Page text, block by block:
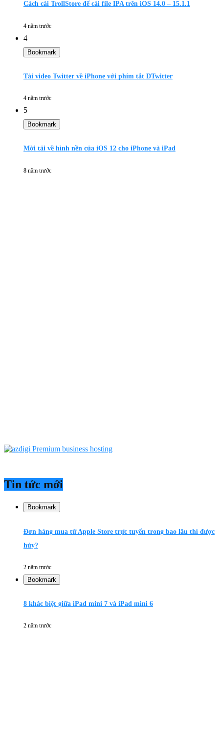
Cách cài TrollStore để cài file IPA trên iOS 14.0 – 15.1.1
4 năm trước
4
Bookmark
Tải video Twitter về iPhone với phím tắt DTwitter
4 năm trước
5
Bookmark
Mời tải về hình nền của iOS 12 cho iPhone và iPad
8 năm trước
Tin tức mới
Bookmark
Đơn hàng mua từ Apple Store trực tuyến trong bao lâu thì được
hủy?
2 năm trước
Bookmark
8 khác biệt giữa iPad mini 7 và iPad mini 6
2 năm trước